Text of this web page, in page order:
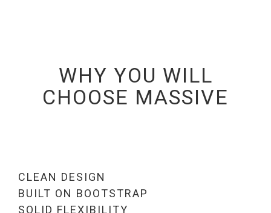
WHY YOU WILL
CHOOSE MASSIVE
CLEAN DESIGN
BUILT ON BOOTSTRAP
SOLID FLEXIBILITY